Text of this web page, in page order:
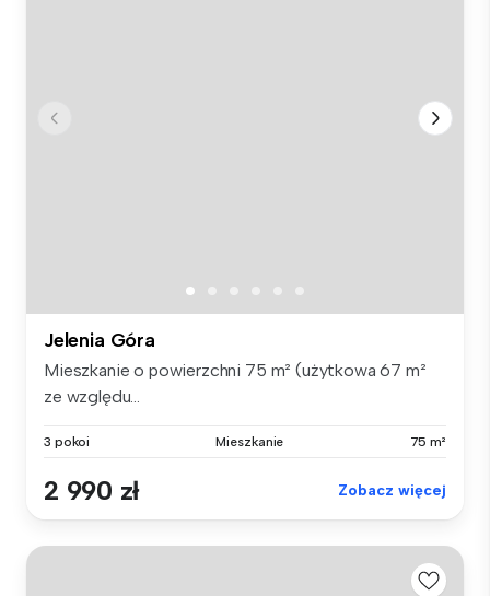
Jelenia Góra
Mieszkanie o powierzchni 75 m² (użytkowa 67 m²
ze względu...
3 pokoi Mieszkanie 75 m²
2 990 zł Zobacz więcej